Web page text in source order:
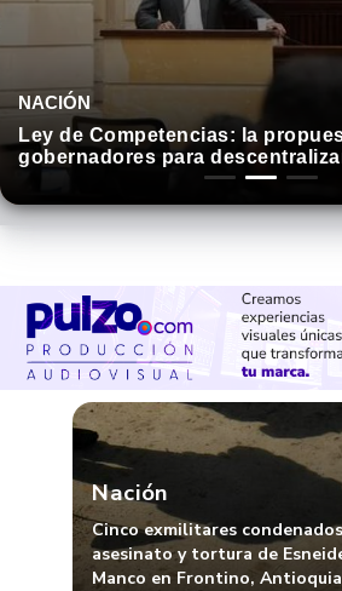
NACIÓN
Ley de Competencias: la
gobernadores para
Nación
Cinco exmilitares
asesinato y tortura de
Manco en Frontino, Antioquia